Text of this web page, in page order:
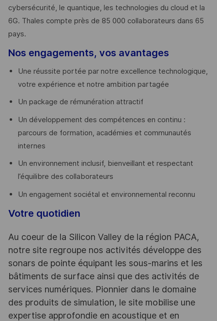
cybersécurité, le quantique, les technologies du cloud et la
6G. Thales compte près de 85 000 collaborateurs dans 65
pays. ​
Nos engagements, vos avantages
Une réussite portée par notre excellence technologique,
votre expérience et notre ambition partagée
Un package de rémunération attractif
Un développement des compétences en continu :
parcours de formation, académies et communautés
internes
Un environnement inclusif, bienveillant et respectant
l’équilibre des collaborateurs
Un engagement sociétal et environnemental reconnu
Votre quotidien
Au coeur de la Silicon Valley de la région PACA,
notre site regroupe nos activités développe des
sonars de pointe équipant les sous-marins et les
bâtiments de surface ainsi que des activités de
services numériques. Pionnier dans le domaine
des produits de simulation, le site mobilise une
expertise approfondie en acoustique et en